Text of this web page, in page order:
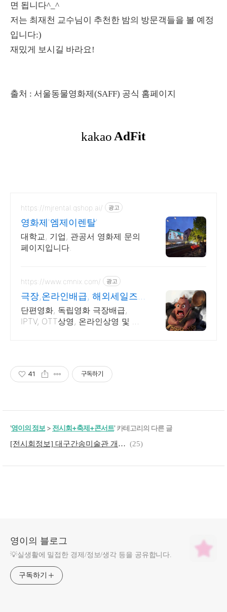
면 됩니다^_^
저는 최재천 교수님이 추천한 밤의 방문객들을 볼 예정
입니다:)
재밌게 보시길 바라요!
출처 : 서울동물영화제(SAFF) 공식 홈페이지
https://mjrental.qshop.ai/ 광고
영화제'엠제이렌탈'
대학교, 기업, 관공서 영화제 문의
페이지입니다.
https://www.cmnix.com/ 광고
극장,온라인배급, 해외세일즈
영화제출품 통합 무료대행
단편영화, 독립영화 극장배급,
IPTV, OTT상영, 온라인상영 및 해
41 구독하기
'영이의 정보 > 전시회+축제+콘서트' 카테고리의 다른 글
[전시회정보] 대구간송미술관 개관기념 국보·보물전 <여세동보(與世同寶)> (25)
영이의 블로그
💡실생활에 밀접한 경제/정보/생각 등을 공유합니다.
구독하기